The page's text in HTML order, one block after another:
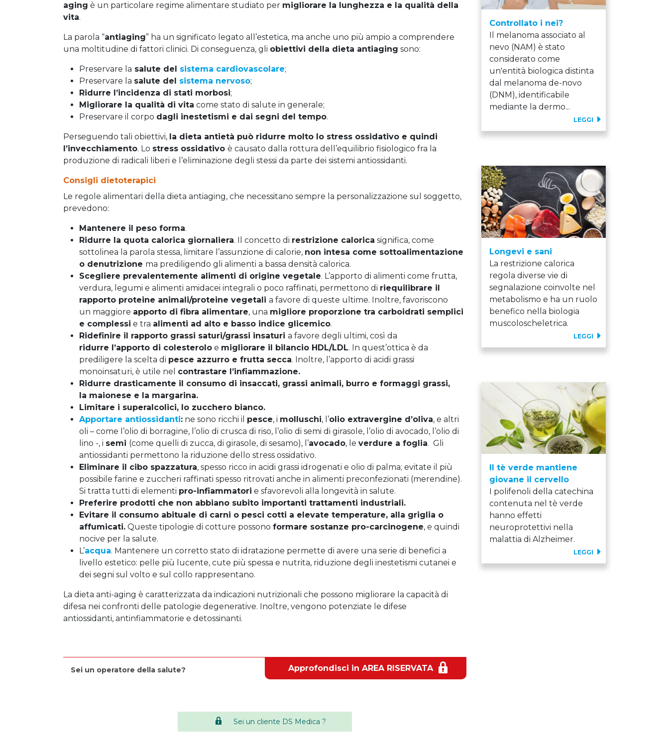
aging è un particolare regime alimentare studiato per migliorare la lunghezza e la qualità della
vita.
La parola “antiaging” ha un significato legato all’estetica, ma anche uno più ampio a comprendere
una moltitudine di fattori clinici. Di conseguenza, gli obiettivi della dieta antiaging sono:
Preservare la salute del sistema cardiovascolare;
Preservare la salute del sistema nervoso;
Ridurre l’incidenza di stati morbosi;
Migliorare la qualità di vita come stato di salute in generale;
Preservare il corpo dagli inestetismi e dai segni del tempo.
Perseguendo tali obiettivi, la dieta antietà può ridurre molto lo stress ossidativo e quindi
l’invecchiamento. Lo stress ossidativo è causato dalla rottura dell’equilibrio fisiologico fra la
produzione di radicali liberi e l’eliminazione degli stessi da parte dei sistemi antiossidanti.
Consigli dietoterapici
Le regole alimentari della dieta antiaging, che necessitano sempre la personalizzazione sul soggetto,
prevedono:
Mantenere il peso forma.
Ridurre la quota calorica giornaliera. Il concetto di restrizione calorica significa, come
sottolinea la parola stessa, limitare l’assunzione di calorie, non intesa come sottoalimentazione
o denutrizione ma prediligendo gli alimenti a bassa densità calorica.
Scegliere prevalentemente alimenti di origine vegetale. L’apporto di alimenti come frutta,
verdura, legumi e alimenti amidacei integrali o poco raffinati, permettono di riequilibrare il
rapporto proteine animali/proteine vegetali a favore di queste ultime. Inoltre, favoriscono
un maggiore apporto di fibra alimentare, una migliore proporzione tra carboidrati semplici
e complessi e tra alimenti ad alto e basso indice glicemico.
Ridefinire il rapporto grassi saturi/grassi insaturi a favore degli ultimi, così da
ridurre l’apporto di colesterolo e migliorare il bilancio HDL/LDL. In quest’ottica è da
prediligere la scelta di pesce azzurro e frutta secca. Inoltre, l’apporto di acidi grassi
monoinsaturi, è utile nel contrastare l’infiammazione.
Ridurre drasticamente il consumo di insaccati, grassi animali, burro e formaggi grassi,
la maionese e la margarina.
Limitare i superalcolici, lo zucchero bianco.
Apportare antiossidanti: ne sono ricchi il pesce, i molluschi, l’olio extravergine d’oliva, e altri
oli – come l’olio di borragine, l’olio di crusca di riso, l’olio di semi di girasole, l’olio di avocado, l’olio di
lino -, i semi (come quelli di zucca, di girasole, di sesamo), l’avocado, le verdure a foglia. Gli
antiossidanti permettono la riduzione dello stress ossidativo.
Eliminare il cibo spazzatura, spesso ricco in acidi grassi idrogenati e olio di palma; evitate il più
possibile farine e zuccheri raffinati spesso ritrovati anche in alimenti preconfezionati (merendine).
Si tratta tutti di elementi pro-infiammatori e sfavorevoli alla longevità in salute.
Preferire prodotti che non abbiano subito importanti trattamenti industriali.
Evitare il consumo abituale di carni o pesci cotti a elevate temperature, alla griglia o
affumicati. Queste tipologie di cotture possono formare sostanze pro-carcinogene, e quindi
nocive per la salute.
L’acqua. Mantenere un corretto stato di idratazione permette di avere una serie di benefici a
livello estetico: pelle più lucente, cute più spessa e nutrita, riduzione degli inestetismi cutanei e
dei segni sul volto e sul collo rappresentano.
La dieta anti-aging è caratterizzata da indicazioni nutrizionali che possono migliorare la capacità di
difesa nei confronti delle patologie degenerative. Inoltre, vengono potenziate le difese
antiossidanti, antinfiammatorie e detossinanti.
Sei un operatore della salute? Approfondisci in AREA RISERVATA
Sei un cliente DS Medica ?
Controllato i nei?
Il melanoma associato al
nevo (NAM) è stato
considerato come
un'entità biologica distinta
dal melanoma de-novo
(DNM), identificabile
mediante la dermo...
LEGGI
Longevi e sani
La restrizione calorica
regola diverse vie di
segnalazione coinvolte nel
metabolismo e ha un ruolo
benefico nella biologia
muscoloscheletrica.
LEGGI
Il tè verde mantiene
giovane il cervello
I polifenoli della catechina
contenuta nel tè verde
hanno effetti
neuroprotettivi nella
malattia di Alzheimer.
LEGGI